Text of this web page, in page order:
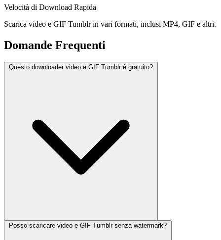
Velocità di Download Rapida
Scarica video e GIF Tumblr in vari formati, inclusi MP4, GIF e altri.
Domande Frequenti
Questo downloader video e GIF Tumblr è gratuito?
Posso scaricare video e GIF Tumblr senza watermark?